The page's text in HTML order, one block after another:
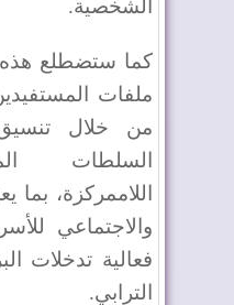
الشخصية.
كما ستضطلع هذه
ملفات
من خلال
السلطات
اللاممركزة، بما
والاجتماعي
فعالية تدخلات
الترابي.